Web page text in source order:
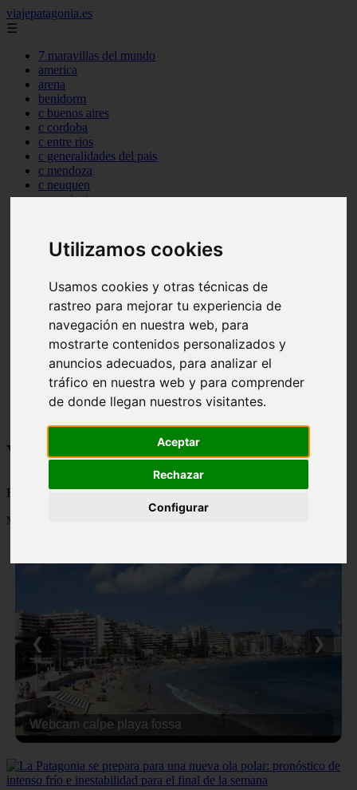
Utilizamos cookies
Usamos cookies y otras técnicas de
rastreo para mejorar tu experiencia de
navegación en nuestra web, para
mostrarte contenidos personalizados y
anuncios adecuados, para analizar el
tráfico en nuestra web y para comprender
de donde llegan nuestros visitantes.
Aceptar
Rechazar
Configurar
viajepatagonia.es
☰
7 maravillas del mundo
america
arena
benidorm
c buenos aires
c cordoba
c entre rios
c generalidades del pais
c mendoza
c neuquen
c provincias
c tierra de fuego
c tucuman
carmen
category
destinos
gijon
lanzarote
monumentos
naturaleza
san
Viajes a la Patagonia
Blog sobre la Patagonia en particular y sobre turismo en general
Mostrando 1 - 24 de 477 artículos
Webcam calpe playa fossa
❮ ❯